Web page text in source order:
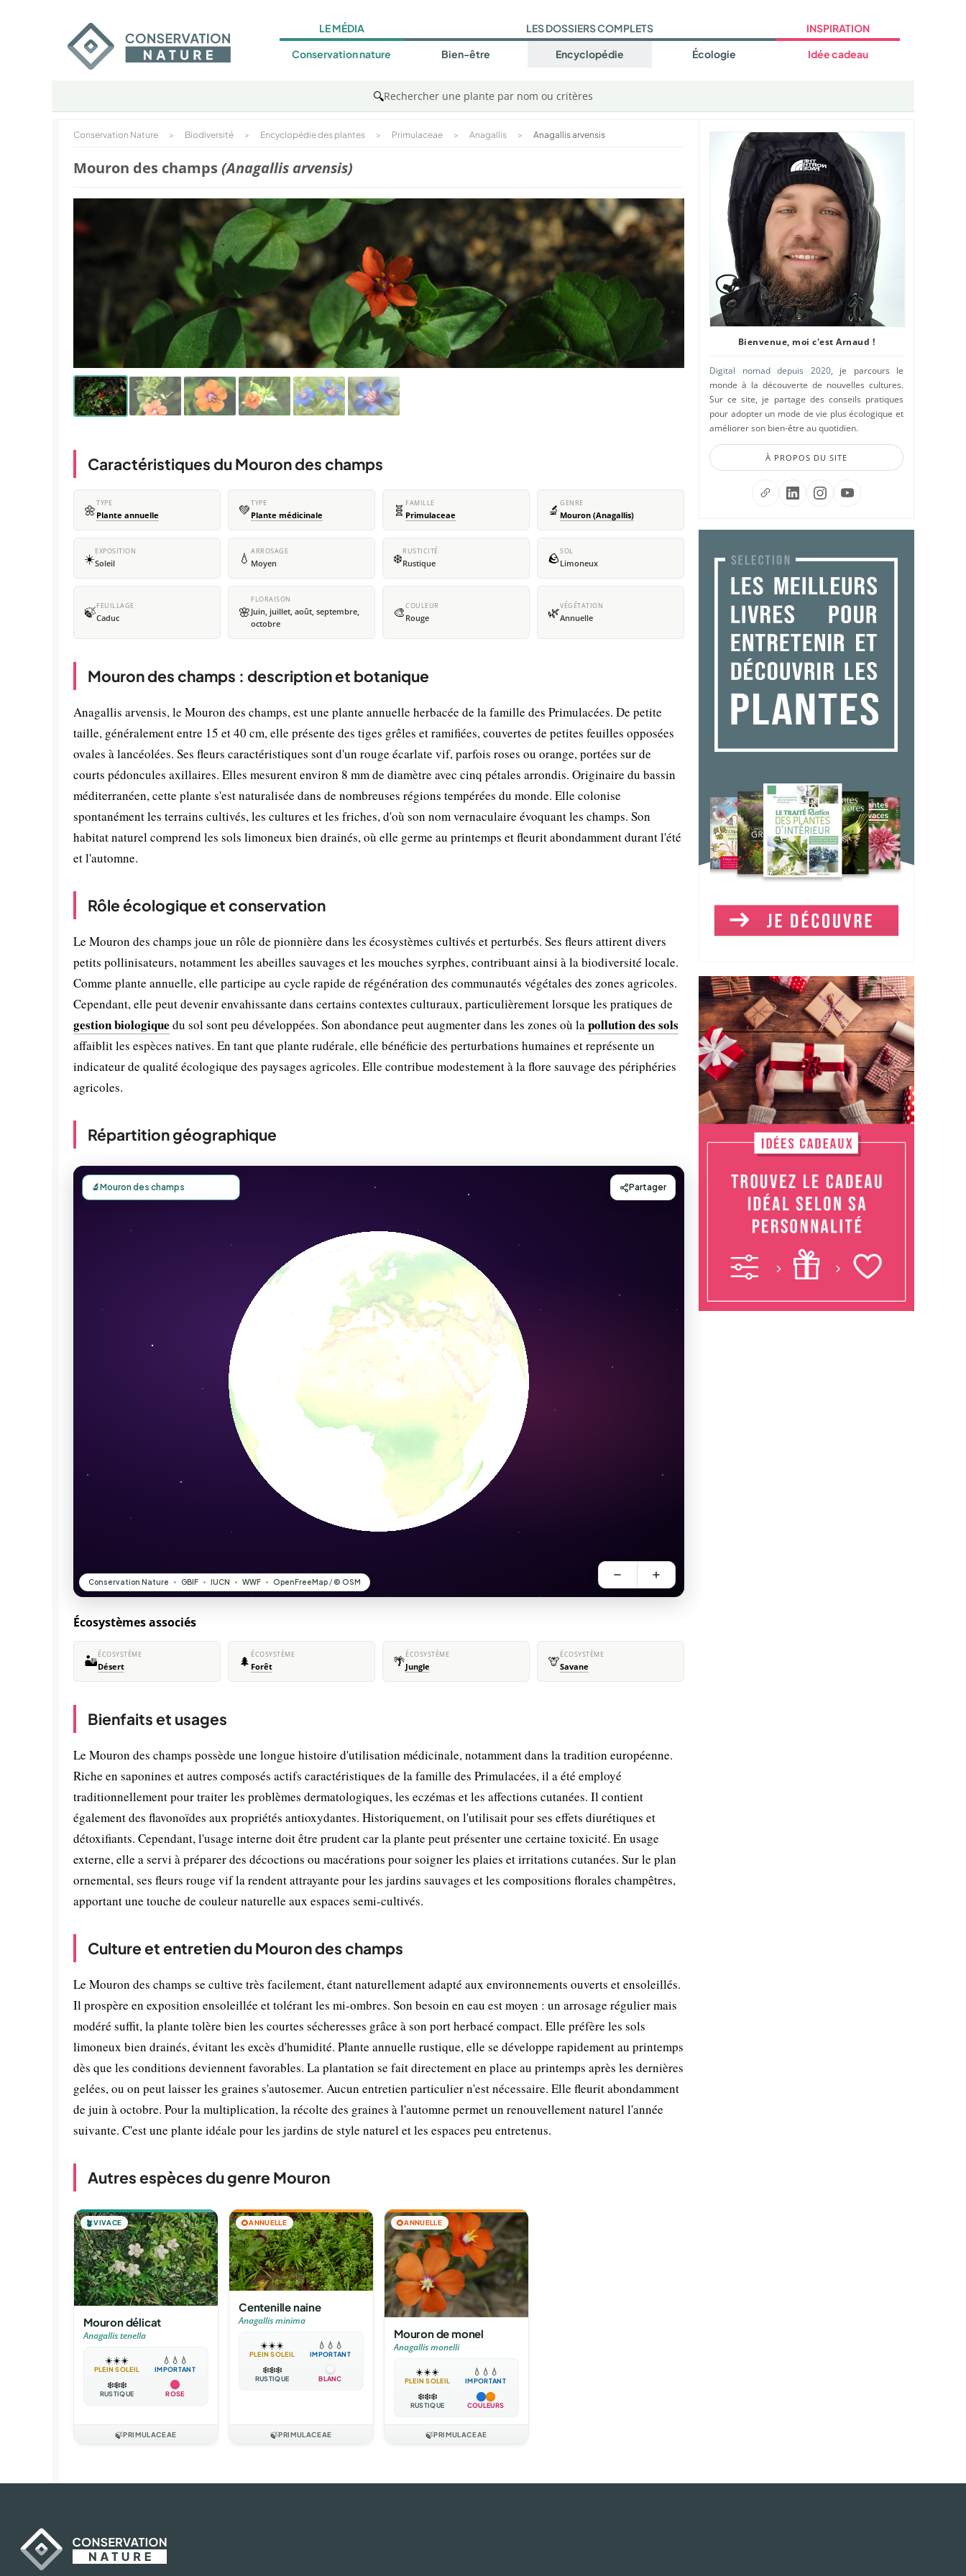
LE MÉDIA
Conservation nature
LES DOSSIERS COMPLETS
Bien-être Encyclopédie Écologie
INSPIRATION
Idée cadeau
🔍Rechercher une plante par nom ou critères
Conservation Nature > Biodiversité > Encyclopédie des plantes > Primulaceae > Anagallis > Anagallis arvensis
Mouron des champs(Anagallis arvensis)
Caractéristiques du Mouron des champs
🌼TYPE
Plante annuelle 💚TYPE
Plante médicinale 🧬 FAMILLE
Primulaceae 🔬 GENRE
Mouron (Anagallis)
☀️EXPOSITION
Soleil 💧 ARROSAGE
Moyen ❄️RUSTICITÉ
Rustique 🪨SOL
Limoneux
🍃FEUILLAGE
Caduc 🌸
FLORAISON
Juin, juillet, août, septembre,
octobre
🎨COULEUR
Rouge 🌿VÉGÉTATION
Annuelle
Mouron des champs : description et botanique
Anagallis arvensis, le Mouron des champs, est une plante annuelle herbacée de la famille des Primulacées. De petite
taille, généralement entre 15 et 40 cm, elle présente des tiges grêles et ramifiées, couvertes de petites feuilles opposées
ovales à lancéolées. Ses fleurs caractéristiques sont d'un rouge écarlate vif, parfois roses ou orange, portées sur de
courts pédoncules axillaires. Elles mesurent environ 8 mm de diamètre avec cinq pétales arrondis. Originaire du bassin
méditerranéen, cette plante s'est naturalisée dans de nombreuses régions tempérées du monde. Elle colonise
spontanément les terrains cultivés, les cultures et les friches, d'où son nom vernaculaire évoquant les champs. Son
habitat naturel comprend les sols limoneux bien drainés, où elle germe au printemps et fleurit abondamment durant l'été
et l'automne.
Rôle écologique et conservation
Le Mouron des champs joue un rôle de pionnière dans les écosystèmes cultivés et perturbés. Ses fleurs attirent divers
petits pollinisateurs, notamment les abeilles sauvages et les mouches syrphes, contribuant ainsi à la biodiversité locale.
Comme plante annuelle, elle participe au cycle rapide de régénération des communautés végétales des zones agricoles.
Cependant, elle peut devenir envahissante dans certains contextes culturaux, particulièrement lorsque les pratiques de
gestion biologique du sol sont peu développées. Son abondance peut augmenter dans les zones où lapollution des sols
affaiblit les espèces natives. En tant que plante rudérale, elle bénéficie des perturbations humaines et représente un
indicateur de qualité écologique des paysages agricoles. Elle contribue modestement à la flore sauvage des périphéries
agricoles.
Répartition géographique
Écosystèmes associés
🏜️ÉCOSYSTÈME
Désert 🌲 ÉCOSYSTÈME
Forêt 🌴ÉCOSYSTÈME
Jungle 🦒ÉCOSYSTÈME
Savane
Bienfaits et usages
Le Mouron des champs possède une longue histoire d'utilisation médicinale, notamment dans la tradition européenne.
Riche en saponines et autres composés actifs caractéristiques de la famille des Primulacées, il a été employé
traditionnellement pour traiter les problèmes dermatologiques, les eczémas et les affections cutanées. Il contient
également des flavonoïdes aux propriétés antioxydantes. Historiquement, on l'utilisait pour ses effets diurétiques et
détoxifiants. Cependant, l'usage interne doit être prudent car la plante peut présenter une certaine toxicité. En usage
externe, elle a servi à préparer des décoctions ou macérations pour soigner les plaies et irritations cutanées. Sur le plan
ornemental, ses fleurs rouge vif la rendent attrayante pour les jardins sauvages et les compositions florales champêtres,
apportant une touche de couleur naturelle aux espaces semi-cultivés.
Culture et entretien du Mouron des champs
Le Mouron des champs se cultive très facilement, étant naturellement adapté aux environnements ouverts et ensoleillés.
Il prospère en exposition ensoleillée et tolérant les mi-ombres. Son besoin en eau est moyen : un arrosage régulier mais
modéré suffit, la plante tolère bien les courtes sécheresses grâce à son port herbacé compact. Elle préfère les sols
limoneux bien drainés, évitant les excès d'humidité. Plante annuelle rustique, elle se développe rapidement au printemps
dès que les conditions deviennent favorables. La plantation se fait directement en place au printemps après les dernières
gelées, ou on peut laisser les graines s'autosemer. Aucun entretien particulier n'est nécessaire. Elle fleurit abondamment
de juin à octobre. Pour la multiplication, la récolte des graines à l'automne permet un renouvellement naturel l'année
suivante. C'est une plante idéale pour les jardins de style naturel et les espaces peu entretenus.
Autres espèces du genre Mouron
🪴VIVACE
Mouron délicat
Anagallis tenella
☀️☀️☀️
PLEIN SOLEIL
💧 💧 💧
IMPORTANT
❄️❄️❄️
RUSTIQUE ROSE
🍃PRIMULACEAE
🌻ANNUELLE
Centenille naine
Anagallis minima
☀️☀️☀️
PLEIN SOLEIL
💧 💧 💧
IMPORTANT
❄️❄️❄️
RUSTIQUE BLANC
🍃PRIMULACEAE
🌻ANNUELLE
Mouron de monel
Anagallis monelli
☀️☀️☀️
PLEIN SOLEIL
💧 💧 💧
IMPORTANT
❄️❄️❄️
RUSTIQUE COULEURS
🍃PRIMULACEAE
Bienvenue, moi c'est Arnaud !
Digital nomad depuis 2020, je parcours le
monde à la découverte de nouvelles cultures.
Sur ce site, je partage des conseils pratiques
pour adopter un mode de vie plus écologique et
améliorer son bien-être au quotidien.
À PROPOS DU SITE